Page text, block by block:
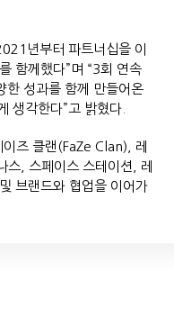
년부터 파트너십을 이
함께했다”며 “3회 연속
한 성과를 함께 만들어온
생각한다”고 밝혔다.
즈 클랜(FaZe Clan), 레
, 스페이스 스테이션, 레
브랜드와 협업을 이어가